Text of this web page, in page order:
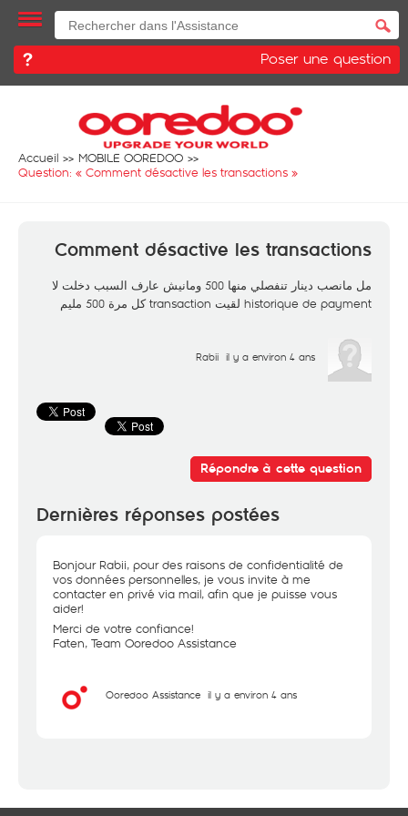
Poser une question
Accueil
MOBILE OOREDOO
Question: « Comment désactive les transactions »
Comment désactive les transactions
مل مانصب دينار تنفصلي منها 500 ومانيش عارف السبب دخلت لا
historique de payment لقيت transaction كل مرة 500 مليم
Rabii il y a environ 4 ans
Répondre à cette question
Dernières réponses postées
Bonjour Rabii, pour des raisons de confidentialité de
vos données personnelles, je vous invite à me
contacter en privé via mail, afin que je puisse vous
aider!
Merci de votre confiance!
Faten, Team Ooredoo Assistance
Ooredoo Assistance il y a environ 4 ans